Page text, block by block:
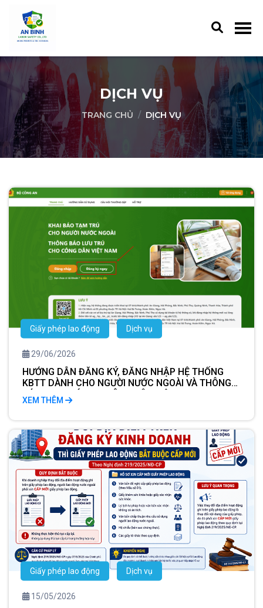
DỊCH VỤ
TRANG CHỦ DỊCH VỤ
Giấy phép lao động Dịch vụ
29/06/2026
HƯỚNG DẪN ĐĂNG KÝ, ĐĂNG NHẬP HỆ THỐNG
KBTT DÀNH CHO NGƯỜI NƯỚC NGOÀI VÀ THÔNG
BÁO LƯU TRÚ CHO CÔNG DÂN VIỆT NAM
XEM THÊM
Giấy phép lao động Dịch vụ
15/05/2026